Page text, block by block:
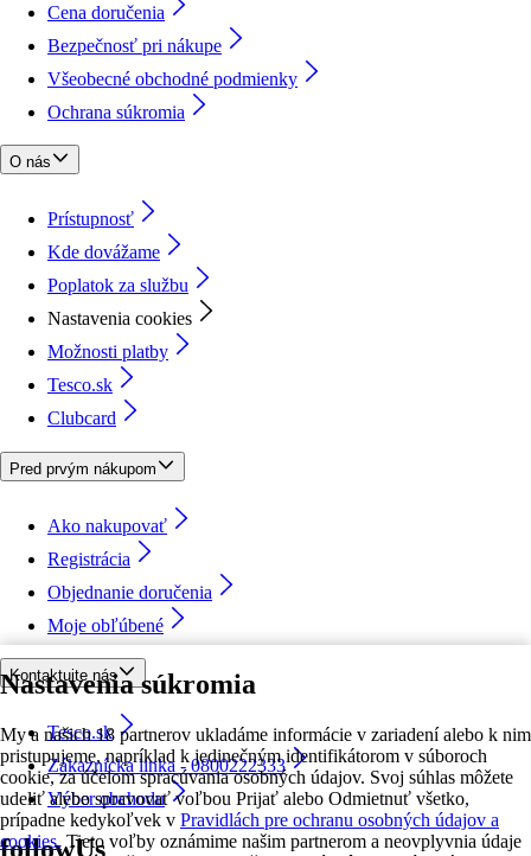
Nastavenia súkromia
My a našich 18 partnerov ukladáme informácie v zariadení alebo k nim
pristupujeme, napríklad k jedinečným identifikátorom v súboroch
cookie, za účelom spracúvania osobných údajov. Svoj súhlas môžete
udeliť alebo spravovať voľbou Prijať alebo Odmietnuť všetko,
prípadne kedykoľvek v Pravidlách pre ochranu osobných údajov a
cookies. Tieto voľby oznámime našim partnerom a neovplyvnia údaje
Cena doručenia
Bezpečnosť pri nákupe
Všeobecné obchodné podmienky
Ochrana súkromia
O nás
Prístupnosť
Kde dovážame
Poplatok za službu
Nastavenia cookies
Možnosti platby
Tesco.sk
Clubcard
Pred prvým nákupom
Ako nakupovať
Registrácia
Objednanie doručenia
Moje obľúbené
Kontaktujte nás
Tesco.sk
Zákaznícka linka - 0800222333
Výber obchodu
followUs